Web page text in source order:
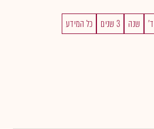
שנה 3 שנים כל המידע